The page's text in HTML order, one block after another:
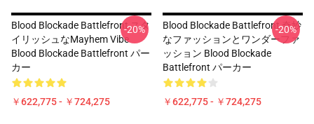
Blood Blockade Battlefront スタ
イリッシュなMayhem Vibe
Blood Blockade Battlefront パー
カー
￥622,775 - ￥724,275
-20%
Blood Blockade Battlefront 奇妙
なファッションとワンダーファ
ッション Blood Blockade
Battlefront パーカー
￥622,775 - ￥724,275
-20%